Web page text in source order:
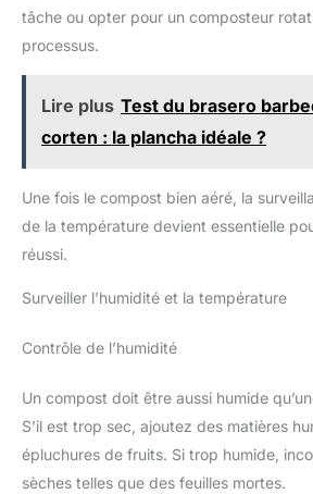
tâche ou opter pour un composteur
processus.
Lire plus Test du brasero
corten : la plancha idéale ?
Une fois le compost bien aéré, la
de la température devient essentielle
réussi.
Surveiller l’humidité et la température
Contrôle de l’humidité
Un compost doit être aussi humide
S’il est trop sec, ajoutez des matières
épluchures de fruits. Si trop humide,
sèches telles que des feuilles mortes.